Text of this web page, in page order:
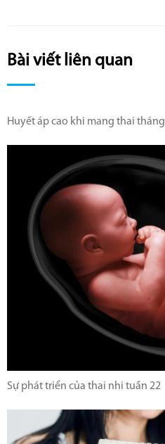
Bài viết liên quan
Huyết áp cao khi mang thai
Sự phát triển của thai nhi tuần 22